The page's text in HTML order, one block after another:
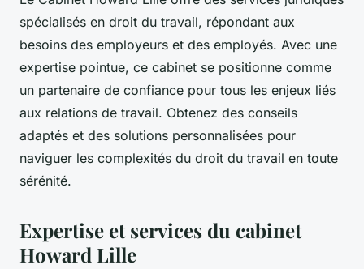
spécialisés en droit du travail, répondant aux
besoins des employeurs et des employés. Avec une
expertise pointue, ce cabinet se positionne comme
un partenaire de confiance pour tous les enjeux liés
aux relations de travail. Obtenez des conseils
adaptés et des solutions personnalisées pour
naviguer les complexités du droit du travail en toute
sérénité.
Expertise et services du cabinet
Howard Lille